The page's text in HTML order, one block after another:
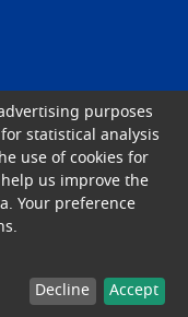
Brussels
purposes
statistical analysis
use of cookies for
us improve the
Your preference
Decline Accept